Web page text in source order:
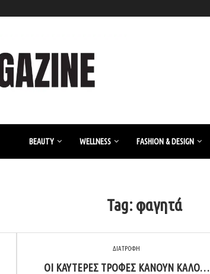
BEAUTY WELLNESS FASHION & DESIGN
Tag: φαγητά
ΔΙΑΤΡΟΦΗ
ΟΙ ΚΑΥΤΕΡΈΣ ΤΡΟΦΈΣ ΚΆΝΟΥΝ ΚΑΛΌ…